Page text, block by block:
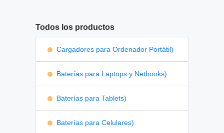
Todos los productos
Cargadores para Ordenador Portátil)
Baterías para Laptops y Netbooks)
Baterías para Tablets)
Baterías para Celulares)